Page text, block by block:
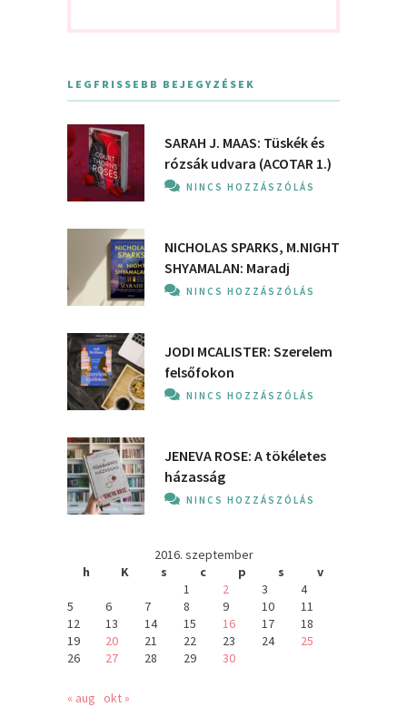
LEGFRISSEBB BEJEGYZÉSEK
SARAH J. MAAS: Tüskék és
rózsák udvara (ACOTAR 1.)
NINCS HOZZÁSZÓLÁS
NICHOLAS SPARKS, M.NIGHT
SHYAMALAN: Maradj
NINCS HOZZÁSZÓLÁS
JODI MCALISTER: Szerelem
felsőfokon
NINCS HOZZÁSZÓLÁS
JENEVA ROSE: A ​tökéletes
házasság
NINCS HOZZÁSZÓLÁS
2016. szeptember
h
K s c p s
v
1
2 3
4
5
6 7 8 9 10
11
12
13 14 15 16 17
18
19
20 21 22 23 24
25
26
27 28 29 30
« aug okt »